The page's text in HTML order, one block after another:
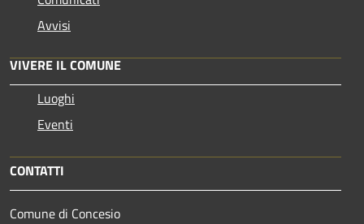
Avvisi
VIVERE IL COMUNE
Luoghi
Eventi
CONTATTI
Comune di Concesio